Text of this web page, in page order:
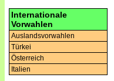
Internationale
Vorwahlen
Auslandsvorwahlen
Türkei
Österreich
Italien